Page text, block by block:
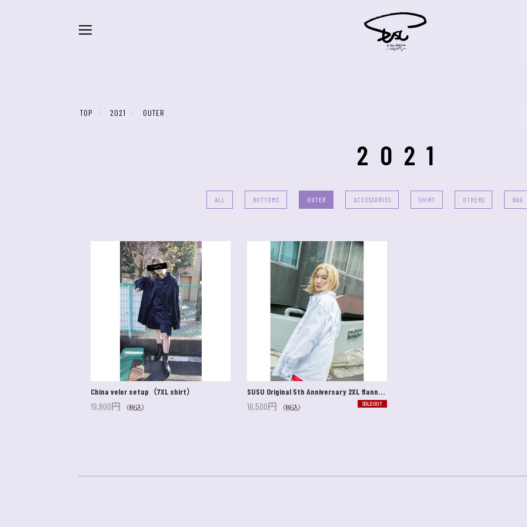
TOP 2021 OUTER
2021
ALL BOTTOMS OUTER ACCESSORIES SHIRT OTHERS BAG
China velor setup（7XL shirt）
19,800円 （税込）
SUSU Original 5th Anniversary 2XL flannel white shirt
16,500円 （税込） SOLD OUT